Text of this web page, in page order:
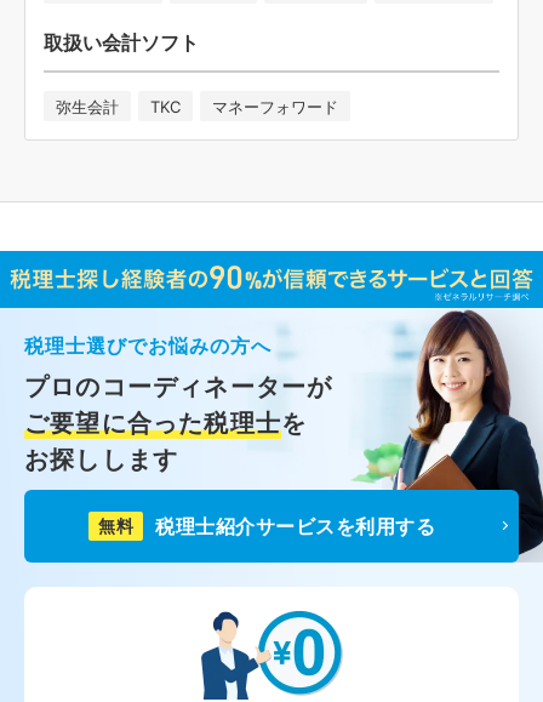
取扱い会計ソフト
弥生会計 TKC マネーフォワード
税理士選びでお悩みの方へ
プロのコーディネーターが
ご要望に合った税理士を
お探しします
無料 税理士紹介サービスを利用する